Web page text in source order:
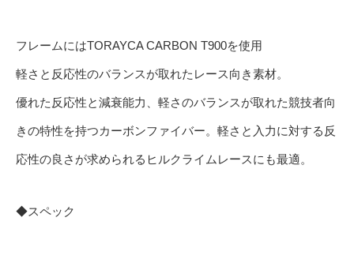
フレームにはTORAYCA CARBON T900を使用
軽さと反応性のバランスが取れたレース向き素材。
優れた反応性と減衰能力、軽さのバランスが取れた競技者向
きの特性を持つカーボンファイバー。軽さと入力に対する反
応性の良さが求められるヒルクライムレースにも最適。
◆スペック